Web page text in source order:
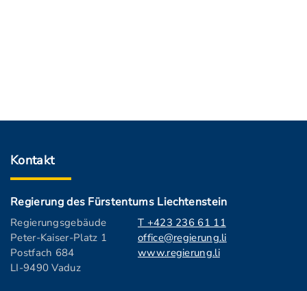
Kontakt
Regierung des Fürstentums Liechtenstein
Regierungsgebäude
Peter-Kaiser-Platz 1
Postfach 684
LI-9490 Vaduz
T +423 236 61 11
office@regierung.li
www.regierung.li